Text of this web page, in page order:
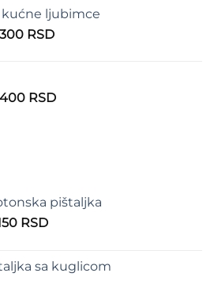
390 RSD
do
kućne ljubimce
300 RSDRaspon
do
400 RSDRaspon
pištaljka
RSDRaspon
100 RSD
sa kuglicom